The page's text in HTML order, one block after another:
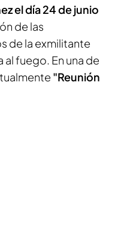
el día 24 de junio
de las
de la exmilitante
fuego. En una de
"Reunión